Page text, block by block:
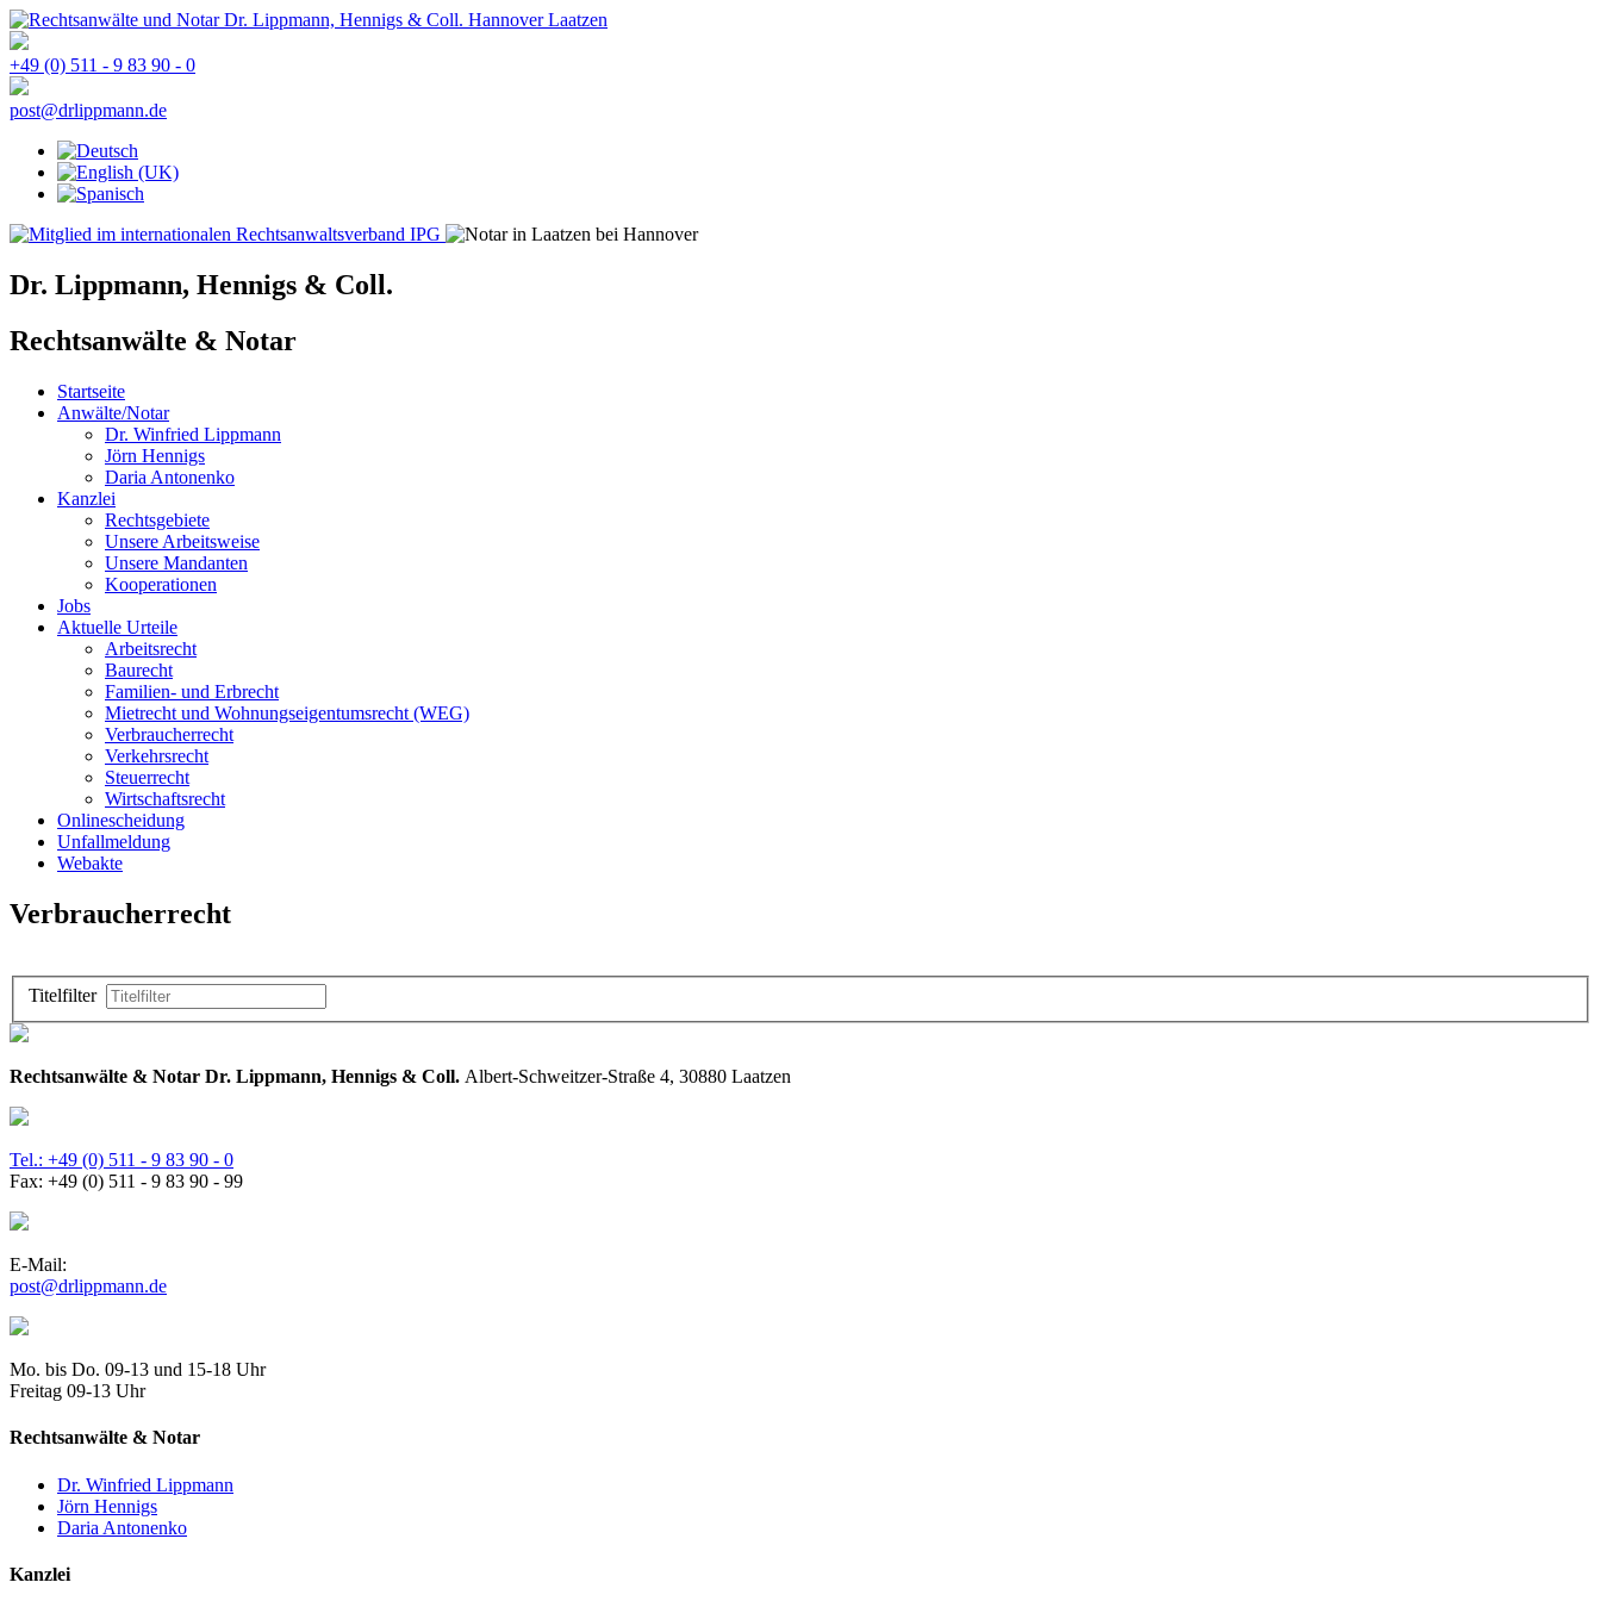
+49 (0) 511 - 9 83 90 - 0
Dr. Lippmann, Hennigs & Coll.
Rechtsanwälte & Notar
Startseite
Anwälte/Notar
Dr. Winfried Lippmann
Jörn Hennigs
Daria Antonenko
Kanzlei
Rechtsgebiete
Unsere Arbeitsweise
Unsere Mandanten
Kooperationen
Jobs
Aktuelle Urteile
Arbeitsrecht
Baurecht
Familien- und Erbrecht
Mietrecht und Wohnungseigentumsrecht (WEG)
Verbraucherrecht
Verkehrsrecht
Steuerrecht
Wirtschaftsrecht
Onlinescheidung
Unfallmeldung
Webakte
Verbraucherrecht
Titelfilter
Rechtsanwälte & Notar Dr. Lippmann, Hennigs & Coll. Albert-Schweitzer-Straße 4, 30880 Laatzen
Tel.: +49 (0) 511 - 9 83 90 - 0
Fax: +49 (0) 511 - 9 83 90 - 99
E-Mail:
Mo. bis Do. 09-13 und 15-18 Uhr
Freitag 09-13 Uhr
Rechtsanwälte & Notar
Dr. Winfried Lippmann
Jörn Hennigs
Daria Antonenko
Kanzlei